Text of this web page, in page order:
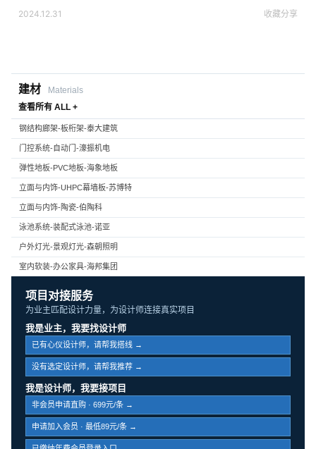
2024.12.31 收藏分享
建材
Materials
查看所有 ALL +
钢结构廊架-板桁架-泰大建筑
门控系统-自动门-濠振机电
弹性地板-PVC地板-海象地板
立面与内饰-UHPC幕墙板-苏博特
立面与内饰-陶瓷-伯陶科
泳池系统-装配式泳池-诺亚
户外灯光-景观灯光-森朝照明
室内软装-办公家具-海邦集团
项目对接服务
为业主匹配设计力量，为设计师连接真实项目
我是业主，我要找设计师
已有心仪设计师，请帮我搭线 →
没有选定设计师，请帮我推荐 →
我是设计师，我要接项目
非会员申请直购 · 699元/条 →
申请加入会员 · 最低89元/条 →